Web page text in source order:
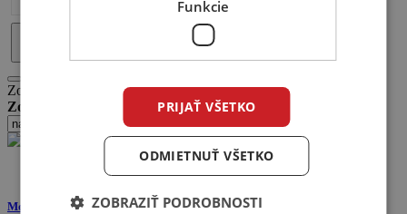
Zobrazujeme 1 - 12 produktov z 48
Zoradiť:
Model 40n
Funkcie
PRIJAŤ VŠETKO
ODMIETNUŤ VŠETKO
ZOBRAZIŤ PODROBNOSTI